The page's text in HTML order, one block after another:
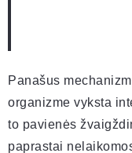
Panašus
organizme vyksta
to pavienės
paprastai